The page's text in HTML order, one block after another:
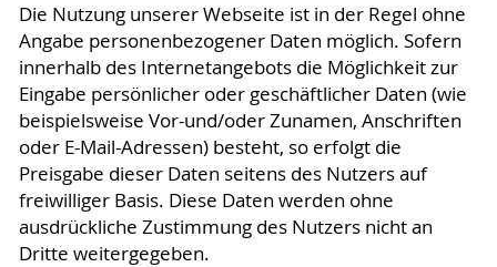
Die Nutzung unserer Webseite ist in der Regel ohne
Angabe personenbezogener Daten möglich. Sofern
innerhalb des Internetangebots die Möglichkeit zur
Eingabe persönlicher oder geschäftlicher Daten (wie
beispielsweise Vor-und/oder Zunamen, Anschriften
oder E-Mail-Adressen) besteht, so erfolgt die
Preisgabe dieser Daten seitens des Nutzers auf
freiwilliger Basis. Diese Daten werden ohne
ausdrückliche Zustimmung des Nutzers nicht an
Dritte weitergegeben.